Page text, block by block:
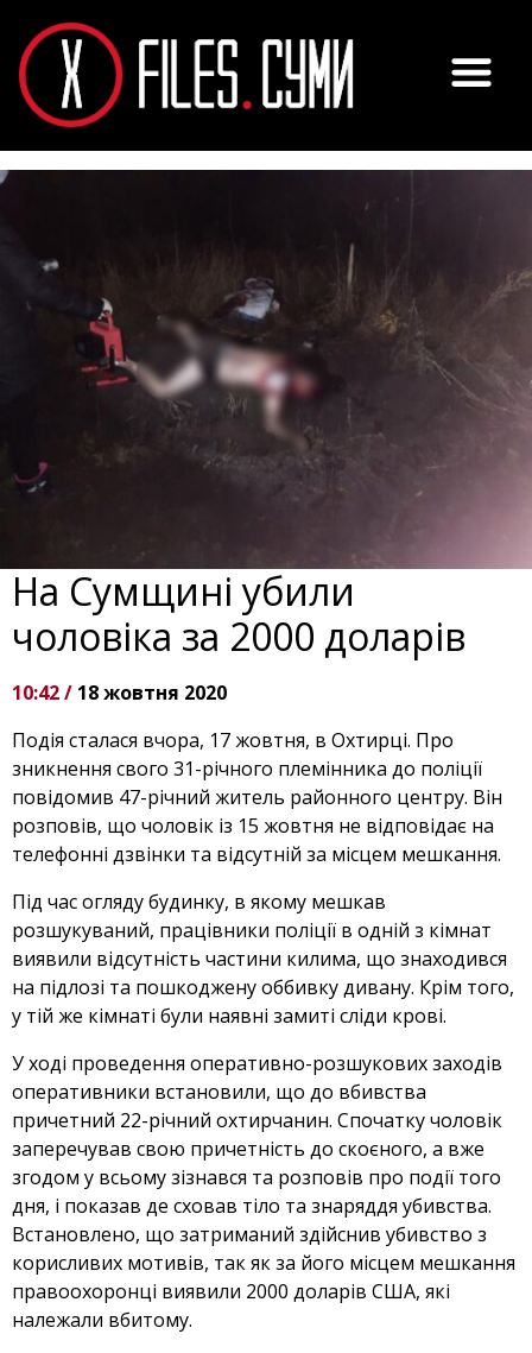
На Сумщині убили
чоловіка за 2000 доларів
10:42 / 18 жовтня 2020
Подія сталася вчора, 17 жовтня, в Охтирці. Про
зникнення свого 31-річного племінника до поліції
повідомив 47-річний житель районного центру. Він
розповів, що чоловік із 15 жовтня не відповідає на
телефонні дзвінки та відсутній за місцем мешкання.
Під час огляду будинку, в якому мешкав
розшукуваний, працівники поліції в одній з кімнат
виявили відсутність частини килима, що знаходився
на підлозі та пошкоджену оббивку дивану. Крім того,
у тій же кімнаті були наявні замиті сліди крові.
У ході проведення оперативно-розшукових заходів
оперативники встановили, що до вбивства
причетний 22-річний охтирчанин. Спочатку чоловік
заперечував свою причетність до скоєного, а вже
згодом у всьому зізнався та розповів про події того
дня, і показав де сховав тіло та знаряддя убивства.
Встановлено, що затриманий здійснив убивство з
корисливих мотивів, так як за його місцем мешкання
правоохоронці виявили 2000 доларів США, які
належали вбитому.